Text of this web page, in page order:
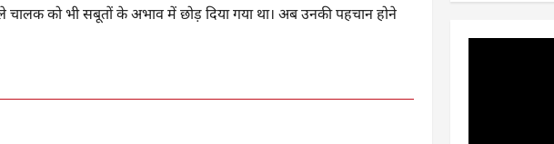
को भी सबूतों के अभाव में छोड़ दिया गया था। अब उनकी पहचान होने